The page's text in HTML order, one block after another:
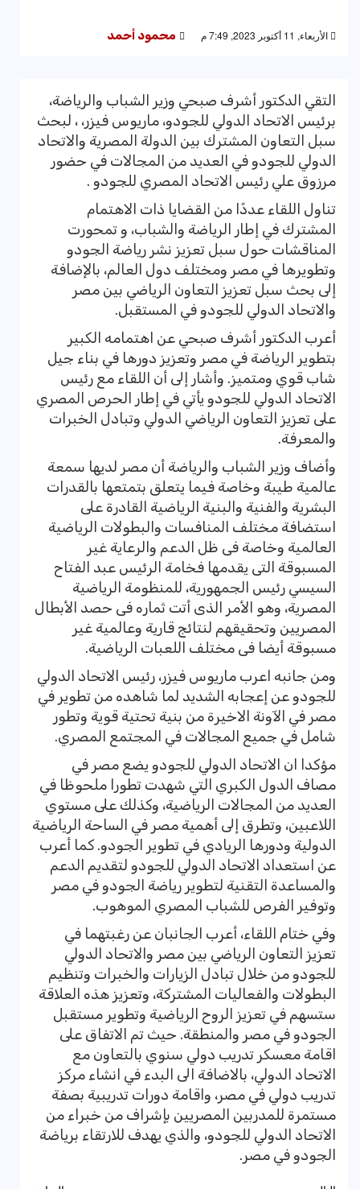
الأربعاء, 11 أكتوبر 2023, 7:49 م محمود أحمد
التقي الدكتور أشرف صبحي وزير الشباب والرياضة،
برئيس الاتحاد الدولي للجودو، ماريوس فيزر، ، لبحث
سبل التعاون المشترك بين الدولة المصرية والاتحاد
الدولي للجودو في العديد من المجالات في حضور
مرزوق علي رئيس الاتحاد المصري للجودو .
تناول اللقاء عددًا من القضايا ذات الاهتمام
المشترك في إطار الرياضة والشباب، و تمحورت
المناقشات حول سبل تعزيز نشر رياضة الجودو
وتطويرها في مصر ومختلف دول العالم، بالإضافة
إلى بحث سبل تعزيز التعاون الرياضي بين مصر
والاتحاد الدولي للجودو في المستقبل.
أعرب الدكتور أشرف صبحي عن اهتمامه الكبير
بتطوير الرياضة في مصر وتعزيز دورها في بناء جيل
شاب قوي ومتميز. وأشار إلى أن اللقاء مع رئيس
الاتحاد الدولي للجودو يأتي في إطار الحرص المصري
على تعزيز التعاون الرياضي الدولي وتبادل الخبرات
والمعرفة.
وأضاف وزير الشباب والرياضة أن مصر لديها سمعة
عالمية طيبة وخاصة فيما يتعلق بتمتعها بالقدرات
البشرية والفنية والبنية الرياضية القادرة على
استضافة مختلف المنافسات والبطولات الرياضية
العالمية وخاصة فى ظل الدعم والرعاية غير
المسبوقة التى يقدمها فخامة الرئيس عبد الفتاح
السيسي رئيس الجمهورية، للمنظومة الرياضية
المصرية، وهو الأمر الذى أتت ثماره فى حصد الأبطال
المصريين وتحقيقهم لنتائج قارية وعالمية غير
مسبوقة أيضا فى مختلف اللعبات الرياضية.
ومن جانبه اعرب ماريوس فيزر، رئيس الاتحاد الدولي
للجودو عن إعجابه الشديد لما شاهده من تطوير في
مصر في الآونة الاخيرة من بنية تحتية قوية وتطور
شامل في جميع المجالات في المجتمع المصري.
مؤكدا ان الاتحاد الدولي للجودو يضع مصر في
مصاف الدول الكبري التي شهدت تطورا ملحوظا في
العديد من المجالات الرياضية، وكذلك على مستوي
اللاعبين، وتطرق إلى أهمية مصر في الساحة الرياضية
الدولية ودورها الريادي في تطوير الجودو. كما أعرب
عن استعداد الاتحاد الدولي للجودو لتقديم الدعم
والمساعدة التقنية لتطوير رياضة الجودو في مصر
وتوفير الفرص للشباب المصري الموهوب.
وفي ختام اللقاء، أعرب الجانبان عن رغبتهما في
تعزيز التعاون الرياضي بين مصر والاتحاد الدولي
للجودو من خلال تبادل الزيارات والخبرات وتنظيم
البطولات والفعاليات المشتركة، وتعزيز هذه العلاقة
ستسهم في تعزيز الروح الرياضية وتطوير مستقبل
الجودو في مصر والمنطقة. حيث تم الاتفاق على
اقامة معسكر تدريب دولي سنوي بالتعاون مع
الاتحاد الدولي، بالاضافة الى البدء في انشاء مركز
تدريب دولي في مصر، واقامة دورات تدريبية بصفة
مستمرة للمدربين المصريين بإشراف من خبراء من
الاتحاد الدولي للجودو، والذي يهدف للارتقاء برياضة
الجودو في مصر.